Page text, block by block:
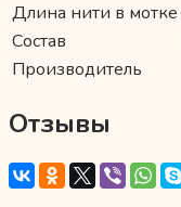
Длина нити в мотке
Состав
Производитель
Отзывы